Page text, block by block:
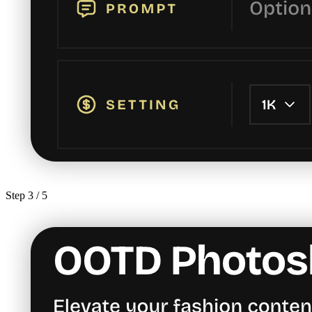
Step 3 / 5